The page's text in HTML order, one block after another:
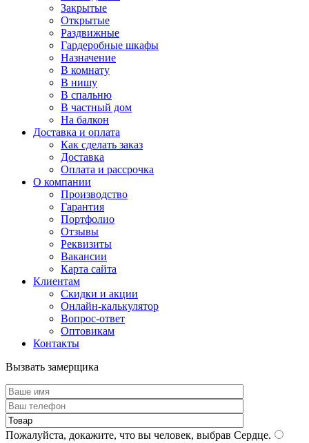
Закрытые
Открытые
Раздвижные
Гардеробные шкафы
Назначение
В комнату
В нишу
В спальню
В частный дом
На балкон
Доставка и оплата
Как сделать заказ
Доставка
Оплата и рассрочка
О компании
Производство
Гарантия
Портфолио
Отзывы
Реквизиты
Вакансии
Карта сайта
Клиентам
Скидки и акции
Онлайн-калькулятор
Вопрос-ответ
Оптовикам
Контакты
Вызвать замерщика
Пожалуйста, докажите, что вы человек, выбрав Сердце.